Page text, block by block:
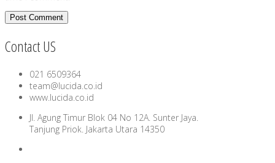
Contact US
021 6509364
team@lucida.co.id
www.lucida.co.id
Jl. Agung Timur Blok 04 No 12A. Sunter Jaya.
Tanjung Priok. Jakarta Utara 14350